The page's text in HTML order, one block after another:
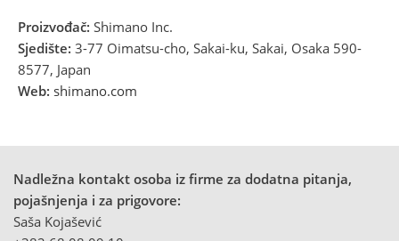
Proizvođač: Shimano Inc.
Sjedište: 3-77 Oimatsu-cho, Sakai-ku, Sakai, Osaka 590-
8577, Japan
Web: shimano.com
Nadležna kontakt osoba iz firme za dodatna pitanja,
pojašnjenja i za prigovore:
Saša Kojašević